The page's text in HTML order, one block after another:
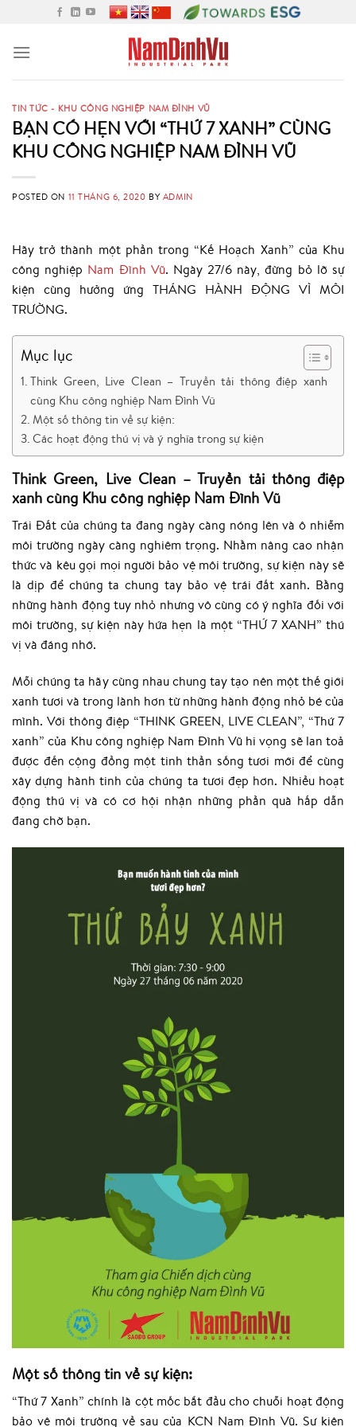
content
TIN TỨC - KHU CÔNG NGHIỆP NAM ĐÌNH VŨ
BẠN CÓ HẸN VỚI “THỨ 7 XANH” CÙNG
KHU CÔNG NGHIỆP NAM ĐÌNH VŨ
POSTED ON 11 THÁNG 6, 2020 BY ADMIN
Hãy trở thành một phần trong “Kế Hoạch Xanh” của Khu
công nghiệp Nam Đình Vũ. Ngày 27/6 này, đừng bỏ lỡ sự
kiện cùng hưởng ứng THÁNG HÀNH ĐỘNG VÌ MÔI
TRƯỜNG.
Mục lục
Think Green, Live Clean – Truyền tải thông điệp xanh
cùng Khu công nghiệp Nam Đình Vũ
Một số thông tin về sự kiện:
Các hoạt động thú vị và ý nghĩa trong sự kiện
Think Green, Live Clean – Truyền tải thông điệp
xanh cùng Khu công nghiệp Nam Đình Vũ
Trái Đất của chúng ta đang ngày càng nóng lên và ô nhiễm
môi trường ngày càng nghiêm trọng. Nhằm nâng cao nhận
thức và kêu gọi mọi người bảo vệ môi trường, sự kiện này sẽ
là dịp để chúng ta chung tay bảo vệ trái đất xanh. Bằng
những hành động tuy nhỏ nhưng vô cùng có ý nghĩa đối với
môi trường, sự kiện này hứa hẹn là một “THỨ 7 XANH” thú
vị và đáng nhớ.
Mỗi chúng ta hãy cùng nhau chung tay tạo nên một thế giới
xanh tươi và trong lành hơn từ những hành động nhỏ bé của
mình. Với thông điệp “THINK GREEN, LIVE CLEAN”, “Thứ 7
xanh” của Khu công nghiệp Nam Đình Vũ hi vọng sẽ lan toả
được đến cộng đồng một tinh thần sống tươi mới để cùng
xây dựng hành tinh của chúng ta tươi đẹp hơn. Nhiều hoạt
động thú vị và có cơ hội nhận những phần quà hấp dẫn
đang chờ bạn.
Một số thông tin về sự kiện:
“Thứ 7 Xanh” chính là cột mốc bắt đầu cho chuỗi hoạt động
bảo vệ môi trường về sau của KCN Nam Đình Vũ. Sự kiện